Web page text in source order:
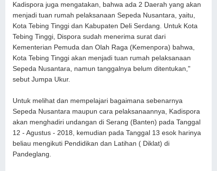
Kadispora juga mengatakan, bahwa ada 2 Daerah yang akan
menjadi tuan rumah pelaksanaan Sepeda Nusantara, yaitu,
Kota Tebing Tinggi dan Kabupaten Deli Serdang. Untuk Kota
Tebing Tinggi, Dispora sudah menerima surat dari
Kementerian Pemuda dan Olah Raga (Kemenpora) bahwa,
Kota Tebing Tinggi akan menjadi tuan rumah pelaksanaan
Sepeda Nusantara, namun tanggalnya belum ditentukan,"
sebut Jumpa Ukur.
Untuk melihat dan mempelajari bagaimana sebenarnya
Sepeda Nusantara maupun cara pelaksanaannya, Kadispora
akan menghadiri undangan di Serang (Banten) pada Tanggal
12 - Agustus - 2018, kemudian pada Tanggal 13 esok harinya
beliau mengikuti Pendidikan dan Latihan ( Diklat) di
Pandeglang.